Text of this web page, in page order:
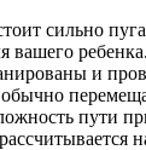
сильно
вашего
и
пути